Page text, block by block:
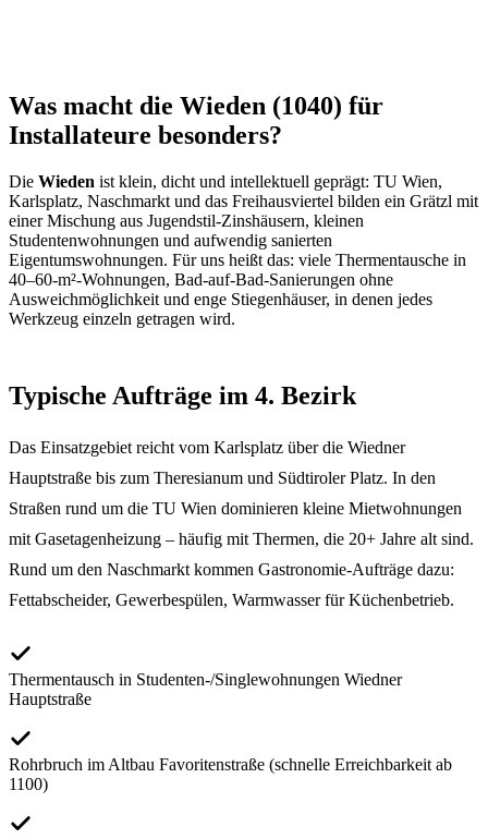
Was macht die Wieden (1040) für
Installateure besonders?
Die Wieden ist klein, dicht und intellektuell geprägt: TU Wien,
Karlsplatz, Naschmarkt und das Freihausviertel bilden ein Grätzl mit
einer Mischung aus Jugendstil-Zinshäusern, kleinen
Studentenwohnungen und aufwendig sanierten
Eigentumswohnungen. Für uns heißt das: viele Thermentausche in
40–60-m²-Wohnungen, Bad-auf-Bad-Sanierungen ohne
Ausweichmöglichkeit und enge Stiegenhäuser, in denen jedes
Werkzeug einzeln getragen wird.
Typische Aufträge im 4. Bezirk
Das Einsatzgebiet reicht vom Karlsplatz über die Wiedner
Hauptstraße bis zum Theresianum und Südtiroler Platz. In den
Straßen rund um die TU Wien dominieren kleine Mietwohnungen
mit Gasetagenheizung – häufig mit Thermen, die 20+ Jahre alt sind.
Rund um den Naschmarkt kommen Gastronomie-Aufträge dazu:
Fettabscheider, Gewerbespülen, Warmwasser für Küchenbetrieb.
Thermentausch in Studenten-/Singlewohnungen Wiedner
Hauptstraße
Rohrbruch im Altbau Favoritenstraße (schnelle Erreichbarkeit ab
1100)